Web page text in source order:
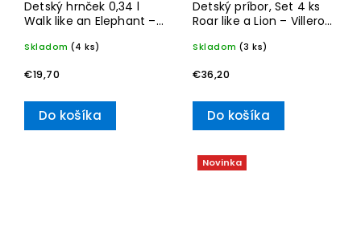
Detský hrnček 0,34 l
Walk like an Elephant –
Skladom (4 ks)
€19,70
Do košíka
Detský príbor, Set 4 ks
Roar like a Lion – Villeroy
Skladom (3 ks)
€36,20
Do košíka
Novinka